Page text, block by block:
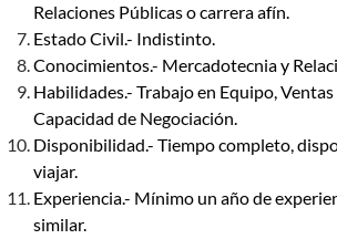
Relaciones Públicas o carrera afín.
Estado Civil.- Indistinto.
Conocimientos.- Mercadotecnia y
Habilidades.- Trabajo en Equipo,
Capacidad de Negociación.
Disponibilidad.- Tiempo completo,
viajar.
Experiencia.- Mínimo un año de
similar.